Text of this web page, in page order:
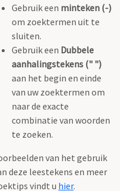
Gebruik een minteken (-)
om zoektermen uit te
sluiten.
Gebruik een Dubbele
aanhalingstekens (" ")
aan het begin en einde
van uw zoektermen om
naar de exacte
combinatie van woorden
te zoeken.
van het gebruik
deze leestekens en meer
vindt u hier.